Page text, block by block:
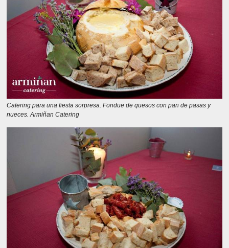
Catering para una fiesta sorpresa. Fondue de quesos con pan de pasas y
nueces. Armiñan Catering